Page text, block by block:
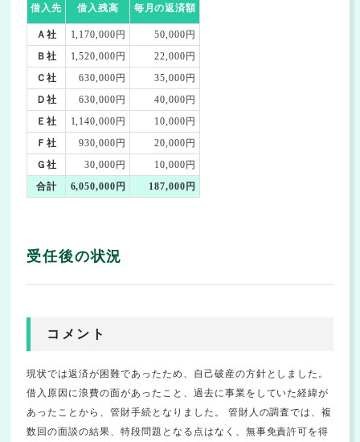
借入先 借入残高 毎月の返済額
Ａ社 1,170,000円
50,000円
Ｂ社
1,520,000円
22,000円
Ｃ社
630,000円
35,000円
Ｄ社
630,000円
40,000円
Ｅ社
1,140,000円
10,000円
Ｆ社
930,000円
20,000円
Ｇ社
30,000円
10,000円
合計
6,050,000円 187,000円
受任後の状況
コメント
現状では返済が困難であったため、自己破産の方針としました。
借入原因に浪費の面があったこと、過去に事業をしていた経緯が
あったことから、管財手続となりました。 管財人の調査では、複
数回の面談の結果、特段問題となる点はなく、無事免責許可を得